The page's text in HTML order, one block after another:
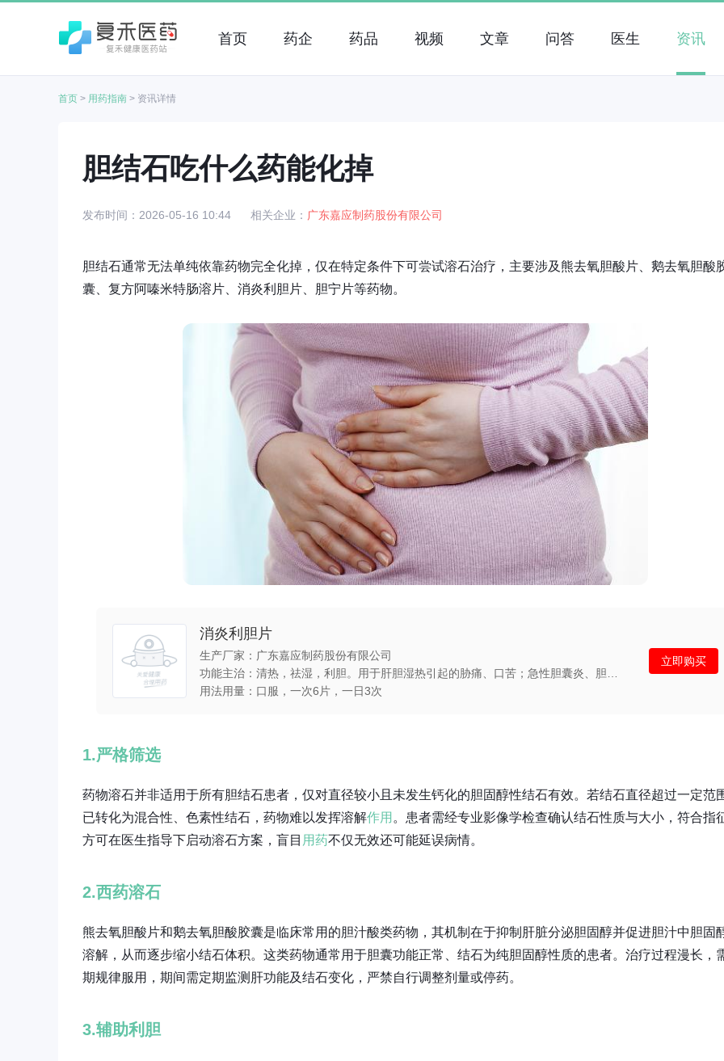
首页 药企 药品 视频 文章 问答 医生 资讯
首页 > 用药指南 > 资讯详情
胆结石吃什么药能化掉
发布时间：2026-05-16 10:44 相关企业： 广东嘉应制药股份有限公司
胆结石通常无法单纯依靠药物完全化掉，仅在特定条件下可尝试溶石治疗，主要涉及熊去氧胆酸片、鹅去氧胆酸
囊、复方阿嗪米特肠溶片、消炎利胆片、胆宁片等药物。
消炎利胆片
生产厂家：广东嘉应制药股份有限公司
用法用量：口服，一次6片，一日3次
立即购买
1.严格筛选
药物溶石并非适用于所有胆结石患者，仅对直径较小且未发生钙化的胆固醇性结石有效。若结石直径超过一定范
已转化为混合性、色素性结石，药物难以发挥溶解作用 。患者需经专业影像学检查确认结石性质与大小，符合指
方可在医生指导下启动溶石方案，盲目 用药不仅无效还可能延误病情。
2.西药溶石
熊去氧胆酸片和鹅去氧胆酸胶囊是临床常用的胆汁酸类药物，其机制在于抑制肝脏分泌胆固醇并促进胆汁中胆固
溶解，从而逐步缩小结石体积。这类药物通常用于胆囊功能正常、结石为纯胆固醇性质的患者。治疗过程漫长，
期规律服用，期间需定期监测肝功能及结石变化，严禁自行调整剂量或停药。
3.辅助利胆